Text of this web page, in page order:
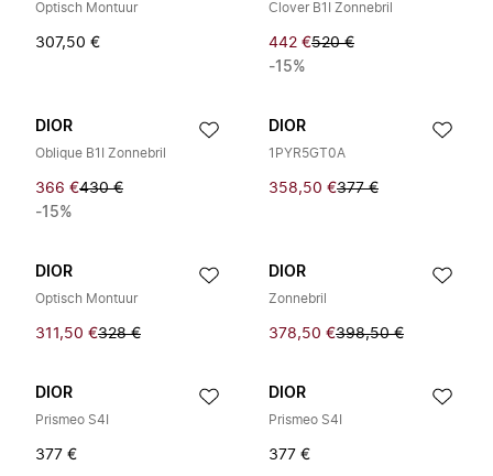
Optisch Montuur
307,50 €
Clover B1I Zonnebril
442 €520 €
-15%
DIOR
Oblique B1I Zonnebril
366 €430 €
-15%
DIOR
1PYR5GT0A
358,50 €377 €
DIOR
Optisch Montuur
311,50 €328 €
DIOR
Zonnebril
378,50 €398,50 €
DIOR
Prismeo S4I
377 €
DIOR
Prismeo S4I
377 €